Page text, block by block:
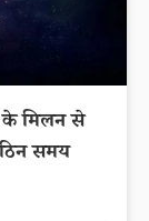
के मिलन से
समय